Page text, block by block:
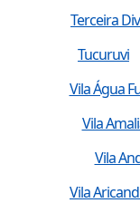
Terceira
Tucuruvi
Vila Água
Vila
Vila
Vila